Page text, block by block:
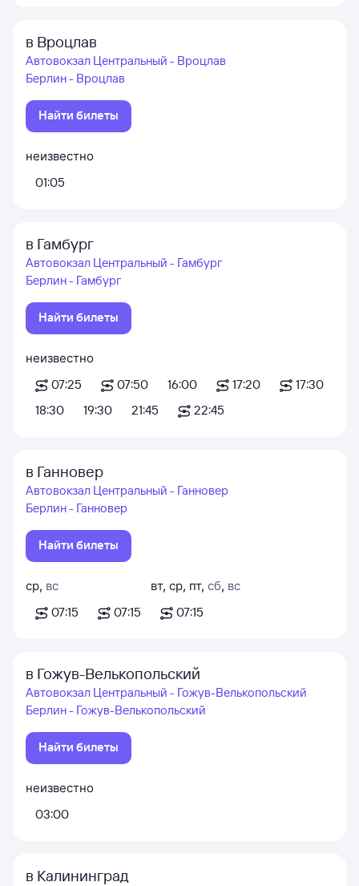
в Вроцлав
Автовокзал Центральный - Вроцлав
Берлин - Вроцлав
Найти билеты
неизвестно
01:05
в Гамбург
Автовокзал Центральный - Гамбург
Берлин - Гамбург
Найти билеты
неизвестно
07:25
07:50 16:00 17:20
17:30
18:30
19:30 21:45 22:45
в Ганновер
Автовокзал Центральный - Ганновер
Берлин - Ганновер
Найти билеты
ср, вс
07:15
07:15
вт, ср, пт, сб, вс
07:15
в Гожув-Велькопольский
Автовокзал Центральный - Гожув-Велькопольский
Берлин - Гожув-Велькопольский
Найти билеты
неизвестно
03:00
в Калининград